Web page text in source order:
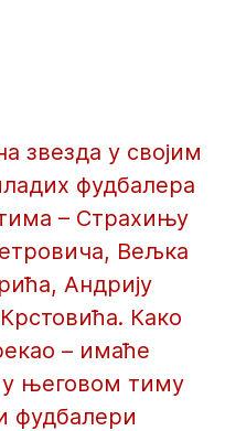
звезда у својим
фудбалера
– Страхињу
Вељка
Андрију
Како
– имаће
у његовом тиму
фудбалери